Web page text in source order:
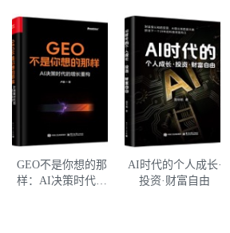
GEO不是你想的那
样：AI决策时代的
AI时代的个人成长·
投资·财富自由